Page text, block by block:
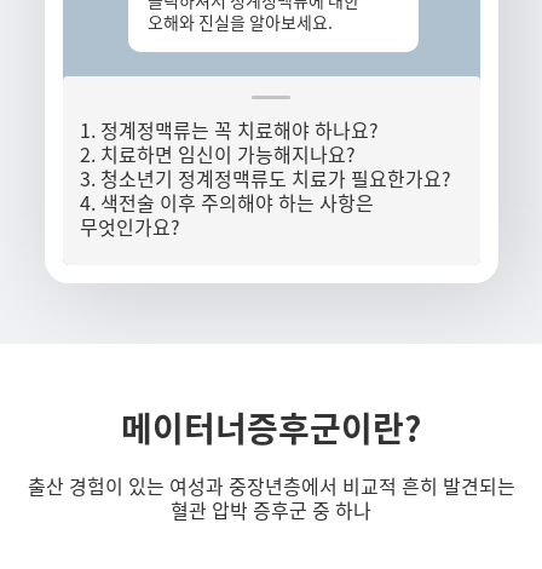
오해와 진실을 알아보세요.
1. 정계정맥류는 꼭 치료해야 하나요?
2. 치료하면 임신이 가능해지나요?
3. 청소년기 정계정맥류도 치료가 필요한가요?
4. 색전술 이후 주의해야 하는 사항은
무엇인가요?
메이터너증후군이란?
출산 경험이 있는 여성과 중장년층에서 비교적 흔히 발견되는
혈관 압박 증후군 중 하나